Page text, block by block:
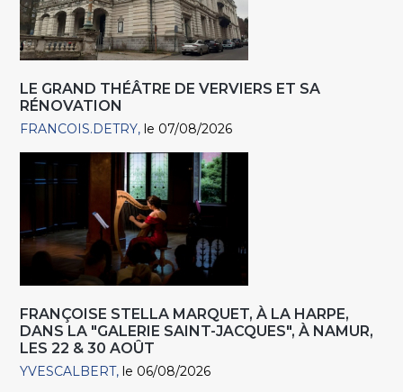
LE GRAND THÉÂTRE DE VERVIERS ET SA
RÉNOVATION
FRANCOIS.DETRY le 07/08/2026
FRANÇOISE STELLA MARQUET, À LA HARPE,
DANS LA "GALERIE SAINT-JACQUES", À NAMUR,
LES 22 & 30 AOÛT
YVESCALBERT le 06/08/2026